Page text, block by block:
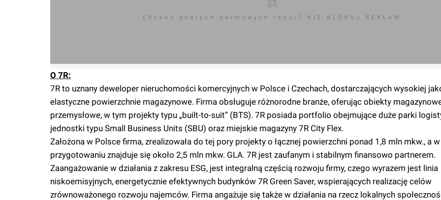
Chcesz dobrych darmowych teści? NIE BLOKUJ REKLAM
O 7R:
7R to uznany deweloper nieruchomości komercyjnych w Polsce i Czechach, dostarczających wysokiej
elastyczne powierzchnie magazynowe. Firma obsługuje różnorodne branże, oferując obiekty
przemysłowe, w tym projekty typu „built-to-suit” (BTS). 7R posiada portfolio obejmujące duże parki
jednostki typu Small Business Units (SBU) oraz miejskie magazyny 7R City Flex.
Założona w Polsce firma, zrealizowała do tej pory projekty o łącznej powierzchni ponad 1,8 mln mkw., a w
przygotowaniu znajduje się około 2,5 mln mkw. GLA. 7R jest zaufanym i stabilnym finansowo partnerem.
Zaangażowanie w działania z zakresu ESG, jest integralną częścią rozwoju firmy, czego wyrazem jest linia
niskoemisyjnych, energetycznie efektywnych budynków 7R Green Saver, wspierających realizację celów
zrównoważonego rozwoju najemców. Firma angażuje się także w działania na rzecz lokalnych